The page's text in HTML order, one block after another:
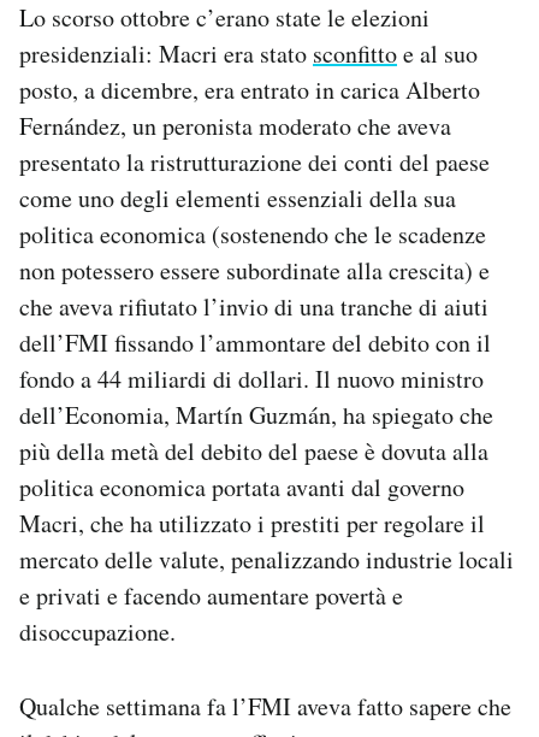
Lo scorso ottobre c’erano state le elezioni
presidenziali: Macri era stato sconfittoe al suo
posto, a dicembre, era entrato in carica Alberto
Fernández, un peronista moderato che aveva
presentato la ristrutturazione dei conti del paese
come uno degli elementi essenziali della sua
politica economica (sostenendo che le scadenze
non potessero essere subordinate alla crescita) e
che aveva rifiutato l’invio di una tranche di aiuti
dell’FMI fissando l’ammontare del debito con il
fondo a 44 miliardi di dollari. Il nuovo ministro
dell’Economia, Martín Guzmán, ha spiegato che
più della metà del debito del paese è dovuta alla
politica economica portata avanti dal governo
Macri, che ha utilizzato i prestiti per regolare il
mercato delle valute, penalizzando industrie locali
e privati e facendo aumentare povertà e
disoccupazione.
Qualche settimana fa l’FMI aveva fatto sapere che